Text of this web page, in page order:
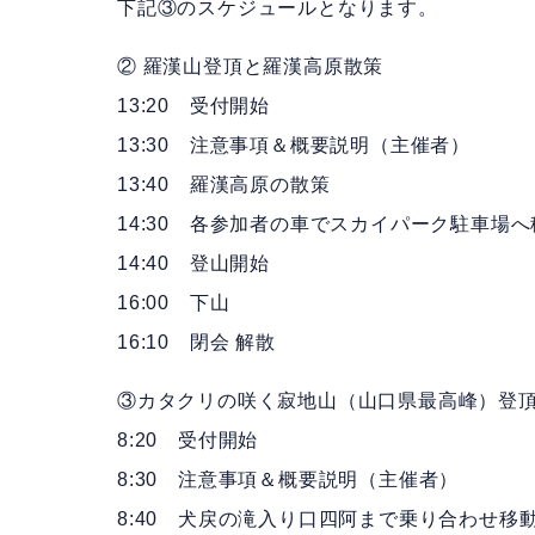
下記③のスケジュールとなります。
② 羅漢山登頂と羅漢高原散策
13:20 受付開始
13:30 注意事項＆概要説明（主催者）
13:40 羅漢高原の散策
14:30 各参加者の車でスカイパーク駐車場へ
14:40 登山開始
16:00 下山
16:10 閉会 解散
③カタクリの咲く寂地山（山口県最高峰）登
8:20 受付開始
8:30 注意事項＆概要説明（主催者）
8:40 犬戻の滝入り口四阿まで乗り合わせ移